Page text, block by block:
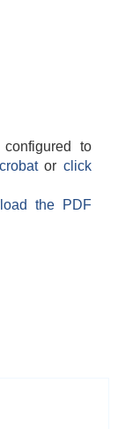
to
orclick
the PDF